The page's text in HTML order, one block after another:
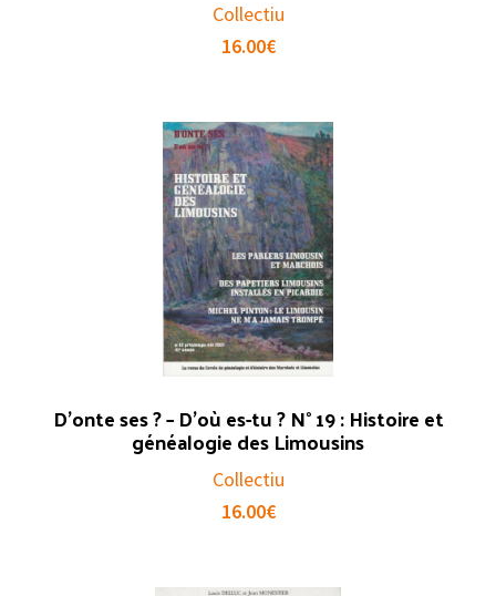
Collectiu
16.00€
D’onte ses ? – D’où es-tu ? N° 19 : Histoire et
généalogie des Limousins
Collectiu
16.00€